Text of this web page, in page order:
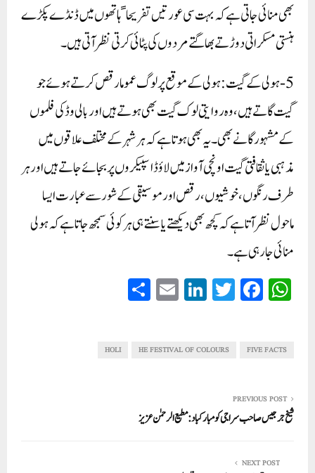
بھی منائی جاتی ہے کہ بہت سی عورتیں تفریحاﹰ ہاتھوں میں ڈنڈے پکڑے
ہنستی مسکراتی دوڑتے بھاگتے مردوں کی پٹائی کرتی نظر آتی ہیں۔
5-ہولی کے گیت: ہولی کے موقع پر لوگ عموما رقص کرتے ہوئے جو
گیت گاتے ہیں، وہ روایتی لوک گیت بھی ہوتے ہیں اور بالی وڈ کی فلموں
کے مشہور گانے بھی۔ یہ بھی ہوتا ہے کہ ہر شہر کے مختلف علاقوں میں
مذہبی یا ثقافتی گیت اونچی آواز میں لاؤڈ اسپیکروں پر بجائے جاتے ہیں اور ہر
طرف رنگوں، خوشیوں، رقص اور موسیقی کے شورسے عبارت ایسا
ماحول نظر آتا ہے کہ کچھ بھی دیکھتے یا سنتے ہی ہر کوئی سمجھ جاتا ہے کہ ہولی
منائی جا رہی ہے۔
W
ha
A
Fa
ce
ok
T
wi
r
Li
nk
In
E
m
FIVE FACTS
HE FESTIVAL OF COLOURS
HOLI
PREVIOUS POST
شیخ جرجیس صاحب سراجی کو مبارکباد: مطیع الرحمٰن عزیز
NEXT POST